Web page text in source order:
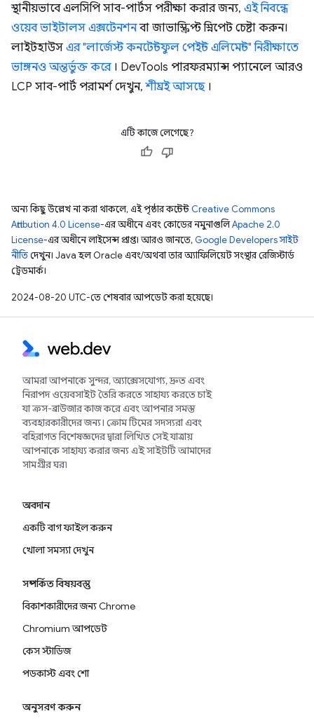
স্থানীয়ভাবে এলসিপি সাব-পার্টস পরীক্ষা করার জন্য, এই নিবন্ধে
ওয়েব ভাইটালস এক্সটেনশনবা জাভাস্ক্রিপ্ট স্নিপেট চেষ্টা করুন।
লাইটহাউস এর "লার্জেস্ট কনটেন্টফুল পেইন্ট এলিমেন্ট" নিরীক্ষাতে
ভাঙ্গনও অন্তর্ভুক্ত করে। DevTools পারফরম্যান্স প্যানেলে আরও
LCP সাব-পার্ট পরামর্শ দেখুন,শীঘ্রই আসছে।
এটি কাজে লেগেছে?
অন্য কিছু উল্লেখ না করা থাকলে, এই পৃষ্ঠার কন্টেন্ট Creative Commons
Attribution 4.0 License-এর অধীনে এবং কোডের নমুনাগুলিApache 2.0
License-এর অধীনে লাইসেন্স প্রাপ্ত। আরও জানতে, Google Developers সাইট
নীতিদেখুন। Java হল Oracle এবং/অথবা তার অ্যাফিলিয়েট সংস্থার রেজিস্টার্ড
ট্রেডমার্ক।
2024-08-20 UTC-তে শেষবার আপডেট করা হয়েছে।
আমরা আপনাকে সুন্দর, অ্যাক্সেসযোগ্য, দ্রুত এবং
নিরাপদ ওয়েবসাইট তৈরি করতে সাহায্য করতে চাই
যা ক্রস-ব্রাউজার কাজ করে এবং আপনার সমস্ত
ব্যবহারকারীদের জন্য। ক্রোম টিমের সদস্যরা এবং
বহিরাগত বিশেষজ্ঞদের দ্বারা লিখিত সেই যাত্রায়
আপনাকে সাহায্য করার জন্য এই সাইটটি আমাদের
সামগ্রীর ঘর৷
অবদান
একটি বাগ ফাইল করুন
খোলা সমস্যা দেখুন
সম্পর্কিত বিষয়বস্তু
বিকাশকারীদের জন্য Chrome
Chromium আপডেট
কেস স্টাডিজ
পডকাস্ট এবং শো
অনুসরণ করুন